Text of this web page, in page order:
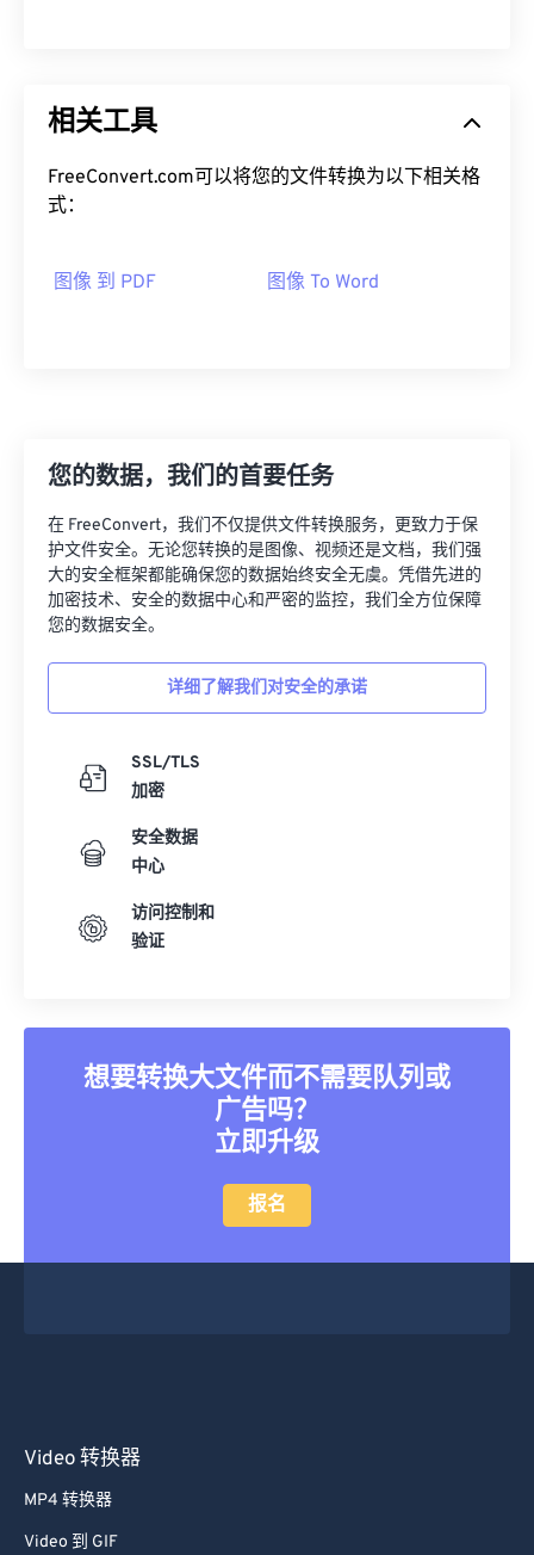
相关工具
FreeConvert.com可以将您的文件转换为以下相关格
式：
图像 到 PDF 图像 To Word
您的数据，我们的首要任务
在 FreeConvert，我们不仅提供文件转换服务，更致力于保
护文件安全。无论您转换的是图像、视频还是文档，我们强
大的安全框架都能确保您的数据始终安全无虞。凭借先进的
加密技术、安全的数据中心和严密的监控，我们全方位保障
您的数据安全。
详细了解我们对安全的承诺
SSL/TLS
加密
安全数据
中心
访问控制和
验证
想要转换大文件而不需要队列或
广告吗？
立即升级
报名
Video 转换器
MP4 转换器
Video 到 GIF